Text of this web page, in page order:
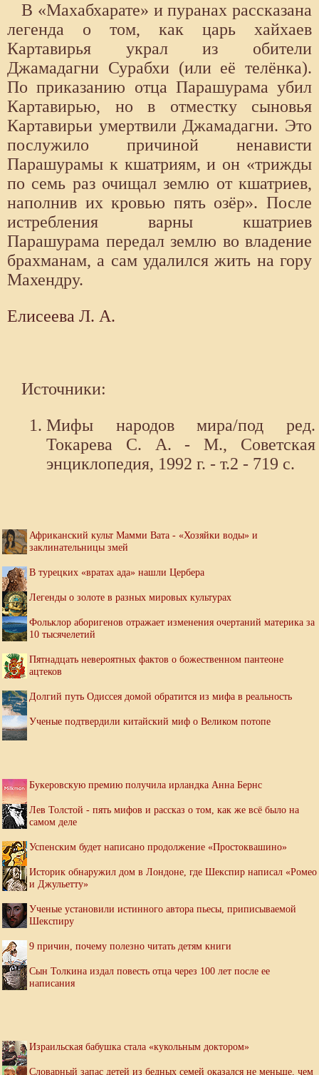
В «Махабхарате» и пуранах рассказана
легенда о том, как царь хайхаев
Картавирья украл из обители
Джамадагни Сурабхи (или её телёнка).
По приказанию отца Парашурама убил
Картавирью, но в отместку сыновья
Картавирьи умертвили Джамадагни. Это
послужило причиной ненависти
Парашурамы к кшатриям, и он «трижды
по семь раз очищал землю от кшатриев,
наполнив их кровью пять озёр». После
истребления варны кшатриев
Парашурама передал землю во владение
брахманам, а сам удалился жить на гору
Махендру.
Елисеева Л. А.
Источники:
Мифы народов мира/под ред.
Токарева С. А. - М., Советская
энциклопедия, 1992 г. - т.2 - 719 с.
Африканский культ Мамми Вата - «Хозяйки воды» и
заклинательницы змей
В турецких «вратах ада» нашли Цербера
Легенды о золоте в разных мировых культурах
Фольклор аборигенов отражает изменения очертаний материка за
10 тысячелетий
Пятнадцать невероятных фактов о божественном пантеоне
ацтеков
Долгий путь Одиссея домой обратится из мифа в реальность
Ученые подтвердили китайский миф о Великом потопе
Букеровскую премию получила ирландка Анна Бернс
Лев Толстой - пять мифов и рассказ о том, как же всё было на
самом деле
Успенским будет написано продолжение «Простоквашино»
Историк обнаружил дом в Лондоне, где Шекспир написал «Ромео
и Джульетту»
Ученые установили истинного автора пьесы, приписываемой
Шекспиру
9 причин, почему полезно читать детям книги
Сын Толкина издал повесть отца через 100 лет после ее
написания
Израильская бабушка стала «кукольным доктором»
Словарный запас детей из бедных семей оказался не меньше, чем